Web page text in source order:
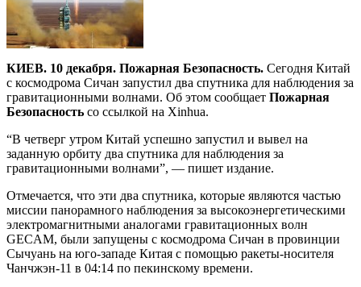
КИЕВ. 10 декабря. Пожарная Безопасность. Сегодня Китай
с космодрома Сичан запустил два спутника для наблюдения за
гравитационными волнами. Об этом сообщает Пожарная
Безопасность со ссылкой на Xinhua.
“В четверг утром Китай успешно запустил и вывел на
заданную орбиту два спутника для наблюдения за
гравитационными волнами”, — пишет издание.
Отмечается, что эти два спутника, которые являются частью
миссии панорамного наблюдения за высокоэнергетическими
электромагнитными аналогами гравитационных волн
GECAM, были запущены с космодрома Сичан в провинции
Сычуань на юго-западе Китая с помощью ракеты-носителя
Чанчжэн-11 в 04:14 по пекинскому времени.